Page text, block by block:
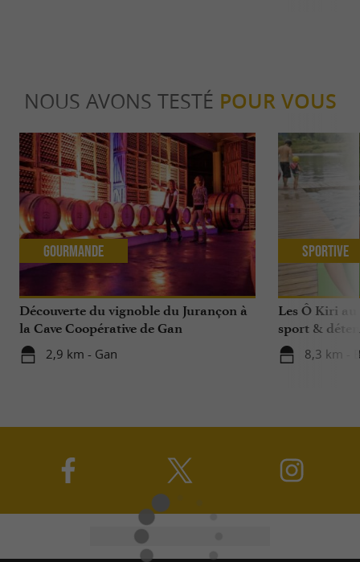
NOUS AVONS TESTÉ POUR VOUS
Découverte du vignoble du Jurançon à
la Cave Coopérative de Gan
2,9 km - Gan
Gourmande
Les Ô Kiri au
sport &
8,3 km -
Sportive